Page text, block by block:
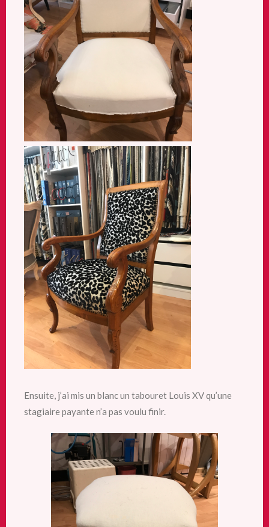
Ensuite, j’ai mis un blanc un tabouret Louis XV qu’une
stagiaire payante n’a pas voulu finir.